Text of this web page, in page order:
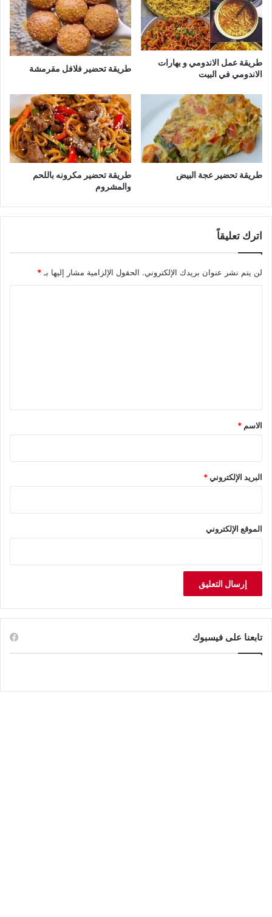
طريقة عمل الاندومي و بهارات
الاندومي في البيت
طريقة تحضير فلافل مقرمشة
طريقة تحضير عجة البيض
طريقة تحضير مكرونه باللحم
والمشروم
اترك تعليقاً
لن يتم نشر عنوان بريدك الإلكتروني. الحقول الإلزامية مشار إليها بـ *
*
الاسم *
البريد الإلكتروني*
الموقع الإلكتروني
تابعنا على فيسبوك